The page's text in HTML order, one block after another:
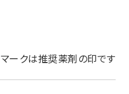
マークは推奨薬剤の印です